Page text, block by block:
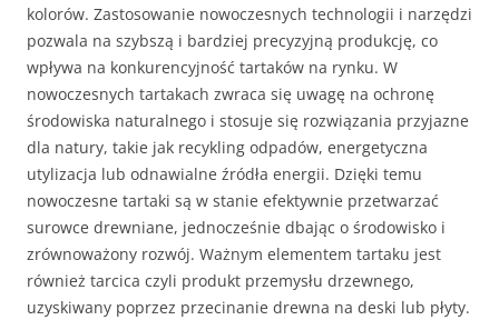
kolorów. Zastosowanie nowoczesnych technologii i narzędzi
pozwala na szybszą i bardziej precyzyjną produkcję, co
wpływa na konkurencyjność tartaków na rynku. W
nowoczesnych tartakach zwraca się uwagę na ochronę
środowiska naturalnego i stosuje się rozwiązania przyjazne
dla natury, takie jak recykling odpadów, energetyczna
utylizacja lub odnawialne źródła energii. Dzięki temu
nowoczesne tartaki są w stanie efektywnie przetwarzać
surowce drewniane, jednocześnie dbając o środowisko i
zrównoważony rozwój. Ważnym elementem tartaku jest
również tarcica czyli produkt przemysłu drzewnego,
uzyskiwany poprzez przecinanie drewna na deski lub płyty.